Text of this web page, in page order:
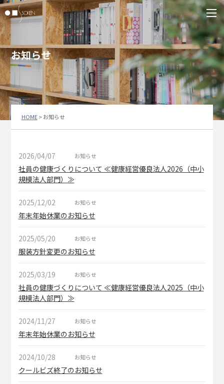
お知らせ
HOME>お知らせ
2026/04/07 お知らせ
社員の健康づくりについて ≪健康経営優良法人2026（中小
規模法人部門）≫
2025/12/02 お知らせ
年末年始休業のお知らせ
2025/05/20 お知らせ
服装方針変更のお知らせ
2025/03/19 お知らせ
社員の健康づくりについて ≪健康経営優良法人2025（中小
規模法人部門）≫
2024/11/27 お知らせ
年末年始休業のお知らせ
2024/10/28 お知らせ
クールビズ終了のお知らせ